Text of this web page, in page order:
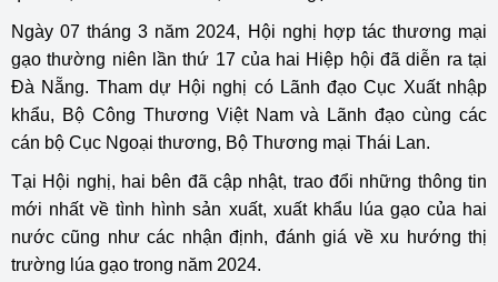
Ngày 07 tháng 3 năm 2024, Hội nghị hợp tác thương mại
gạo thường niên lần thứ 17 của hai Hiệp hội đã diễn ra tại
Đà Nẵng. Tham dự Hội nghị có Lãnh đạo Cục Xuất nhập
khẩu, Bộ Công Thương Việt Nam và Lãnh đạo cùng các
cán bộ Cục Ngoại thương, Bộ Thương mại Thái Lan.
Tại Hội nghị, hai bên đã cập nhật, trao đổi những thông tin
mới nhất về tình hình sản xuất, xuất khẩu lúa gạo của hai
nước cũng như các nhận định, đánh giá về xu hướng thị
trường lúa gạo trong năm 2024.